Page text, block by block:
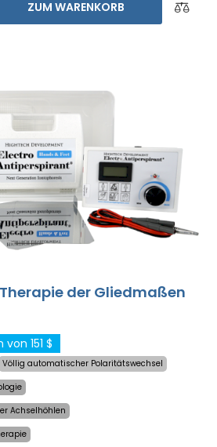
ZUM WARENKORB
der Gliedmaßen
151 $
Völlig automatischer Polaritätswechsel
Achselhöhlen